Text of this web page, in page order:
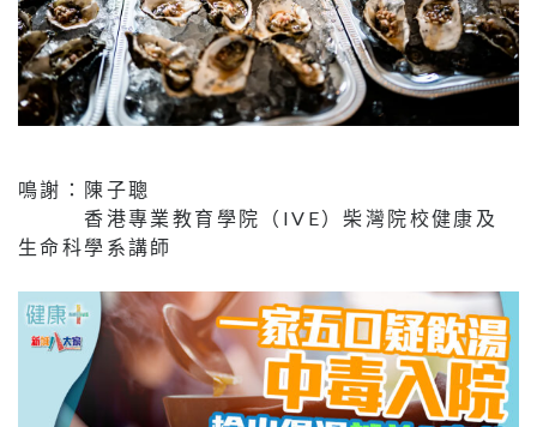
鳴謝：陳子聰
香港專業教育學院（IVE）柴灣院校健康及
生命科學系講師